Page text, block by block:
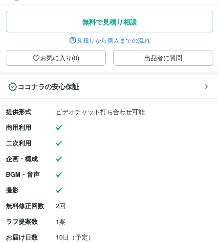
無料で見積り相談
見積りから購入までの流れ
お気に入り(0) 出品者に質問
ココナラの安心保証
提供形式
ビデオチャット打ち合わせ可能
商用利用
二次利用
企画・構成
BGM・音声
撮影
無料修正回数
2回
ラフ提案数
1案
お届け日数
10日（予定）